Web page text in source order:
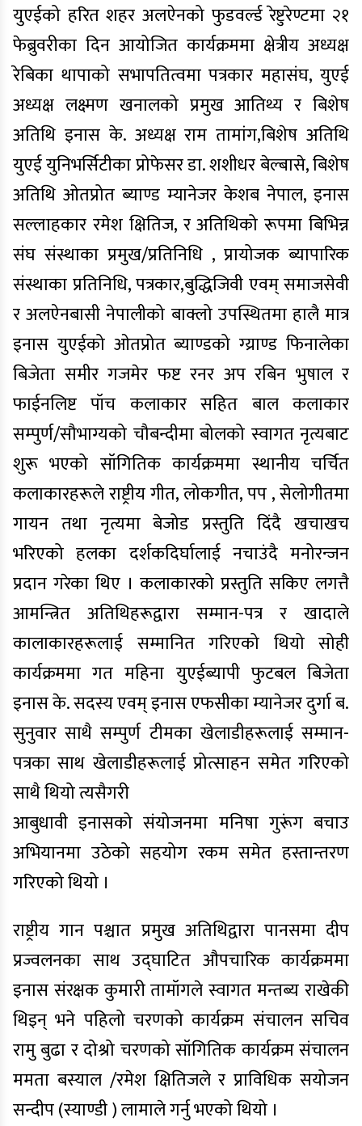
युएईको हरित शहर अलऐनको फुडवर्ल्ड रेष्टुरेण्टमा २१
फेब्रुवरीका दिन आयोजित कार्यक्रममा क्षेत्रीय अध्यक्ष
रेबिका थापाको सभापतित्वमा पत्रकार महासंघ, युएई
अध्यक्ष लक्ष्मण खनालको प्रमुख आतिथ्य र बिशेष
अतिथि इनास के. अध्यक्ष राम तामांग,बिशेष अतिथि
युएई युनिभर्सिटीका प्रोफेसर डा. शशीधर बेल्बासे, बिशेष
अतिथि ओतप्रोत ब्याण्ड म्यानेजर केशब नेपाल, इनास
सल्लाहकार रमेश क्षितिज, र अतिथिको रूपमा बिभिन्न
संघ संस्थाका प्रमुख/प्रतिनिधि , प्रायोजक ब्यापारिक
संस्थाका प्रतिनिधि, पत्रकार,बुद्धिजिवी एवम् समाजसेवी
र अलऐनबासी नेपालीको बाक्लो उपस्थितमा हालै मात्र
इनास युएईको ओतप्रोत ब्याण्डको ग्य्राण्ड फिनालेका
बिजेता समीर गजमेर फष्ट रनर अप रबिन भुषाल र
फाईनलिष्ट पॉच कलाकार सहित बाल कलाकार
सम्पुर्ण/सौभाग्यको चौबन्दीमा बोलको स्वागत नृत्यबाट
शुरू भएको सॉगितिक कार्यक्रममा स्थानीय चर्चित
कलाकारहरूले राष्ट्रीय गीत, लोकगीत, पप , सेलोगीतमा
गायन तथा नृत्यमा बेजोड प्रस्तुति दिंदै खचाखच
भरिएको हलका दर्शकदिर्घालाई नचाउंदै मनोरन्जन
प्रदान गरेका थिए । कलाकारको प्रस्तुति सकिए लगत्तै
आमन्त्रित अतिथिहरूद्वारा सम्मान-पत्र र खादाले
कालाकारहरूलाई सम्मानित गरिएको थियो सोही
कार्यक्रममा गत महिना युएईब्यापी फुटबल बिजेता
इनास के. सदस्य एवम् इनास एफसीका म्यानेजर दुर्गा ब.
सुनुवार साथै सम्पुर्ण टीमका खेलाडीहरूलाई सम्मान-
पत्रका साथ खेलाडीहरूलाई प्रोत्साहन समेत गरिएको
साथै थियो त्यसैगरी
आबुधावी इनासको संयोजनमा मनिषा गुरूंग बचाउ
अभियानमा उठेको सहयोग रकम समेत हस्तान्तरण
गरिएको थियो ।
राष्ट्रीय गान पश्चात प्रमुख अतिथिद्वारा पानसमा दीप
प्रज्वलनका साथ उद्घाटित औपचारिक कार्यक्रममा
इनास संरक्षक कुमारी तामॉगले स्वागत मन्तब्य राखेकी
थिइन् भने पहिलो चरणको कार्यक्रम संचालन सचिव
रामु बुढा र दोश्रो चरणको सॉगितिक कार्यक्रम संचालन
ममता बस्याल /रमेश क्षितिजले र प्राविधिक सयोजन
सन्दीप (स्याण्डी ) लामाले गर्नु भएको थियो ।